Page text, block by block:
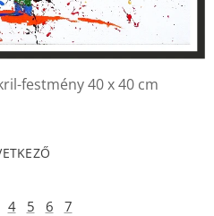
festmény 40 x 40 cm
4 5 6 7